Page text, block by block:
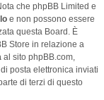
che phpBB Limited e
e non possono essere
questa Board. È
Store in relazione a
al sito phpBB.com,
posta elettronica inviati
di terzi di questo